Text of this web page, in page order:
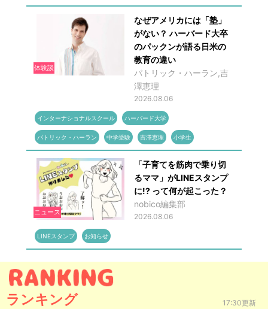
体験談
なぜアメリカには「塾」
がない？ ハーバード大卒
のパックンが語る日米の
教育の違い
パトリック・ハーラン,吉
澤恵理
2026.08.06
インターナショナルスクール ハーバード大学
パトリック・ハーラン 中学受験 吉澤恵理 小学生
ニュース
「子育てを筋肉で乗り切
るママ」がLINEスタンプ
に!? って何が起こった？
nobico編集部
2026.08.06
LINEスタンプ お知らせ
ランキング 17:30更新